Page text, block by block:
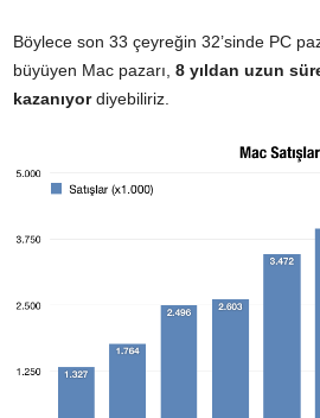
Böylece son 33 çeyreğin 32’sinde PC
büyüyen Mac pazarı, 8 yıldan uzun
kazanıyordiyebiliriz.